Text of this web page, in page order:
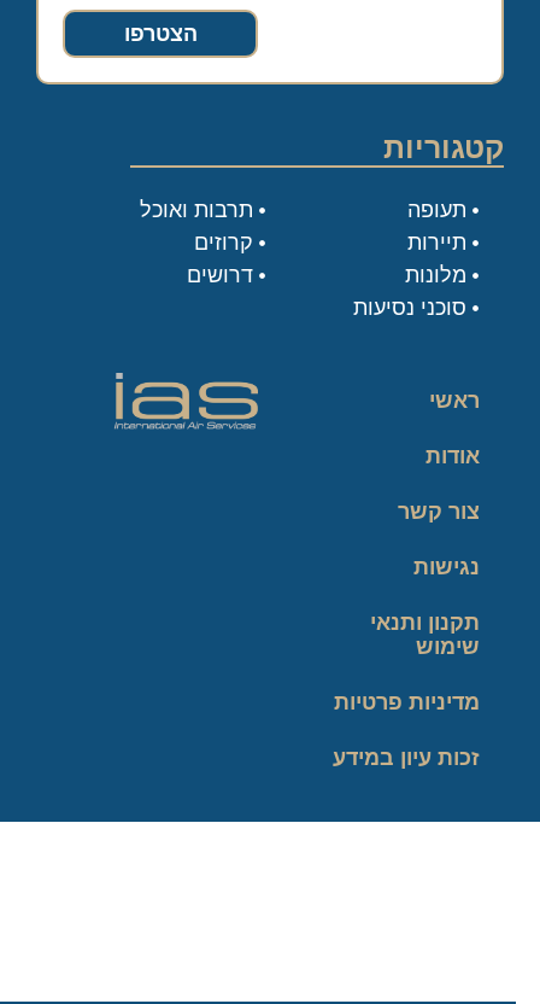
הצטרפו
קטגוריות
תעופה
תיירות
מלונות
סוכני נסיעות
תרבות ואוכל
קרוזים
דרושים
ראשי
אודות
צור קשר
נגישות
תקנון ותנאי
שימוש
מדיניות פרטיות
זכות עיון במידע